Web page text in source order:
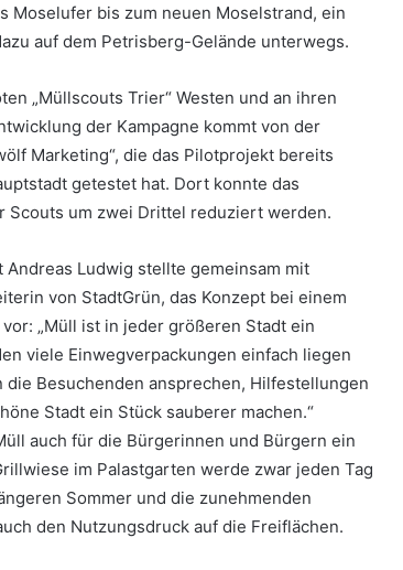
Moselufer bis zum neuen Moselstrand, ein
auf dem Petrisberg-Gelände unterwegs.
„Müllscouts Trier“ Westen und an ihren
der Kampagne kommt von der
Marketing“, die das Pilotprojekt bereits
getestet hat. Dort konnte das
Scouts um zwei Drittel reduziert werden.
Ludwig stellte gemeinsam mit
von StadtGrün, das Konzept bei einem
„Müll ist in jeder größeren Stadt ein
viele Einwegverpackungen einfach liegen
die Besuchenden ansprechen, Hilfestellungen
Stadt ein Stück sauberer machen.“
auch für die Bürgerinnen und Bürgern ein
im Palastgarten werde zwar jeden Tag
Sommer und die zunehmenden
den Nutzungsdruck auf die Freiflächen.